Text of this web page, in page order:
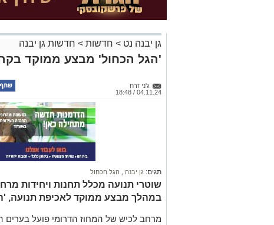
גן יבנה נט > חדשות > חדשות גן יבנה
'הגל הכחול' מבצע ממוקד
ג'ני זרח
04.11.24 / 18:48
תגים: גן יבנה הגל הכחול
שוטרי תנועה מכלל תחנות ויחידות
במהלך מבצע ממוקד לאכיפת תנועה,
מרחב לכיש של המחוז הדרומי פועל בערים